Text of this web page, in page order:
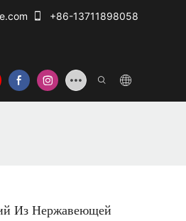
+86-13711898058
центр Свяжитесь с
Из Нержавеющей